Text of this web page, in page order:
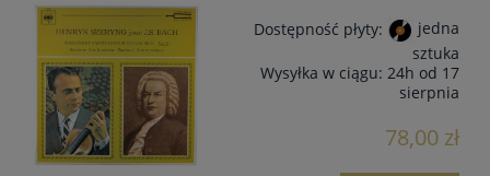
Dostępność płyty:
jedna
sztuka
Wysyłka w ciągu: 24h od 17
sierpnia
78,00 zł